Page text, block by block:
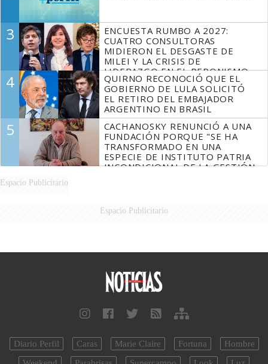
3
ENCUESTA RUMBO A 2027:
CUATRO CONSULTORAS
MIDIERON EL DESGASTE DE
MILEI Y LA CRISIS DE
LIDERAZGO EN EL PERONISMO
4
QUIRNO RECONOCIÓ QUE EL
GOBIERNO DE LULA SOLICITÓ
EL RETIRO DEL EMBAJADOR
ARGENTINO EN BRASIL
5
CACHANOSKY RENUNCIÓ A UNA
FUNDACIÓN PORQUE "SE HA
TRANSFORMADO EN UNA
ESPECIE DE INSTITUTO PATRIA
INCONDICIONAL DE LA GESTIÓN
Espacio Publicitario
Espacio Publicitario
Diario Perfil Caras Marie Claire Fortuna
Hombre